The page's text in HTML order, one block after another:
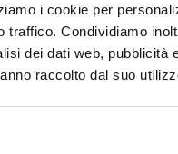
i cookie per
traffico. Condividiamo
dei dati web, pubblicità
raccolto dal suo
presentare una
superficie tissutale,
chirurgico con
e compattezza